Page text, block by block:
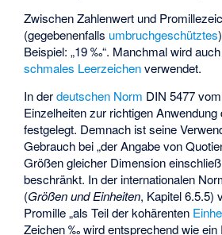
Zwischen Zahlenwert und
(gegebenenfalls umbruchgeschütztes)
Beispiel: „19 ‰“. Manchmal wird
schmales Leerzeichenverwendet.
In derdeutschen Norm DIN 5477
Einzelheiten zur richtigen
festgelegt. Demnach ist seine
Gebrauch bei „der Angabe von
Größen gleicher Dimension
beschränkt. In der internationalen
(Größen und Einheiten, Kapitel 6.5.5)
Promille „als Teil der kohärenten
Zeichen ‰ wird entsprechend wie ein